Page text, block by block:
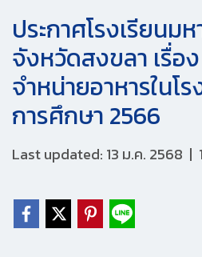
ประกาศโรงเรียนม
จังหวัดสงขลา เรื่อ
จำหน่ายอาหารในโ
การศึกษา 2566
Last updated: 13 ม.ค. 2568 |